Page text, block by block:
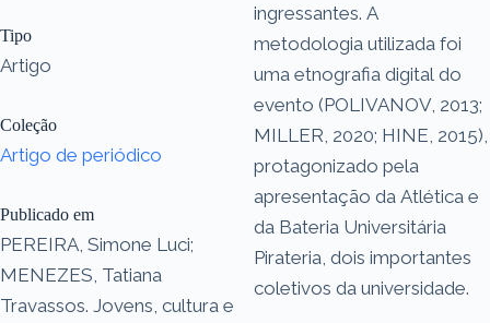
Tipo
Artigo
Coleção
Artigo de periódico
Publicado em
PEREIRA, Simone Luci;
MENEZES, Tatiana
Travassos. Jovens, cultura e
ingressantes. A
metodologia utilizada foi
uma etnografia digital do
evento (POLIVANOV, 2013;
MILLER, 2020; HINE, 2015),
protagonizado pela
apresentação da Atlética e
da Bateria Universitária
Pirateria, dois importantes
coletivos da universidade.